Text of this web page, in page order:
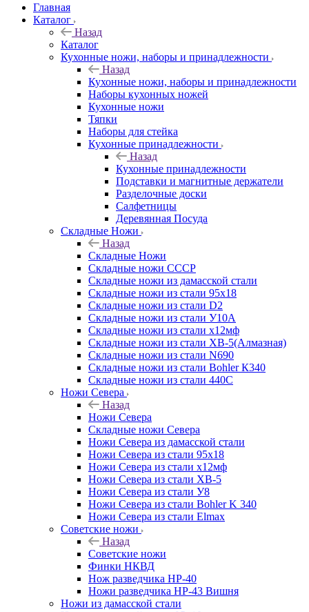
Главная
Каталог
Назад
Каталог
Кухонные ножи, наборы и принадлежности
Назад
Кухонные ножи, наборы и принадлежности
Наборы кухонных ножей
Кухонные ножи
Тяпки
Наборы для стейка
Кухонные принадлежности
Назад
Кухонные принадлежности
Подставки и магнитные держатели
Разделочные доски
Салфетницы
Деревянная Посуда
Складные Ножи
Назад
Складные Ножи
Cкладные ножи СССР
Складные ножи из дамасской стали
Складные ножи из стали 95х18
Складные ножи из стали D2
Складные ножи из стали У10А
Складные ножи из стали х12мф
Складные ножи из стали ХВ-5(Алмазная)
Складные ножи из стали N690
Складные ножи из стали Bohler К340
Складные ножи из стали 440С
Ножи Севера
Назад
Ножи Севера
Складные ножи Севера
Ножи Севера из дамасской стали
Ножи Севера из стали 95х18
Ножи Севера из стали х12мф
Ножи Севера из стали ХВ-5
Ножи Севера из стали У8
Ножи Севера из стали Bohler K 340
Ножи Севера из стали Elmax
Советские ножи
Назад
Советские ножи
Финки НКВД
Нож разведчика НР-40
Ножи разведчика НР-43 Вишня
Ножи из дамасской стали